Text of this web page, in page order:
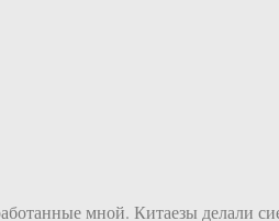
мной. Китаезы делали